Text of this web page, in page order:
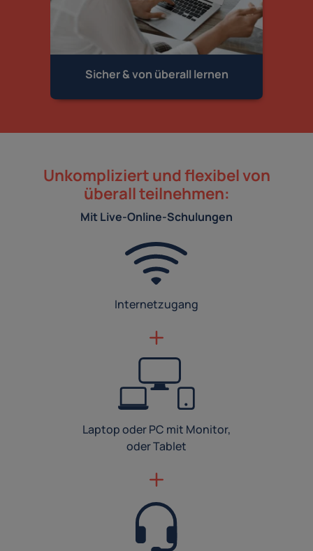
Sicher & von überall lernen
Unkompliziert und flexibel von
überall teilnehmen:
Mit Live-Online-Schulungen
Internetzugang
Laptop oder PC mit Monitor,
oder Tablet